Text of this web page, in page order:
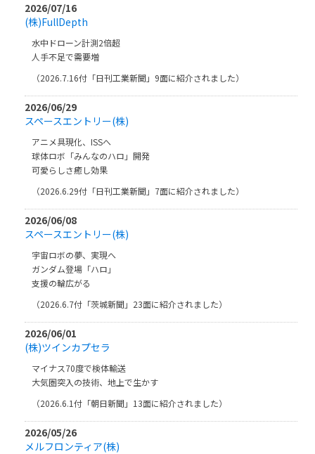
2026/07/16
(株)FullDepth
水中ドローン計測2倍超
人手不足で需要増
（2026.7.16付「日刊工業新聞」9面に紹介されました）
2026/06/29
スペースエントリー(株)
アニメ具現化、ISSへ
球体ロボ「みんなのハロ」開発
可愛らしさ癒し効果
（2026.6.29付「日刊工業新聞」7面に紹介されました）
2026/06/08
スペースエントリー(株)
宇宙ロボの夢、実現へ
ガンダム登場「ハロ」
支援の輪広がる
（2026.6.7付「茨城新聞」23面に紹介されました）
2026/06/01
(株)ツインカプセラ
マイナス70度で検体輸送
大気圏突入の技術、地上で生かす
（2026.6.1付「朝日新聞」13面に紹介されました）
2026/05/26
メルフロンティア(株)